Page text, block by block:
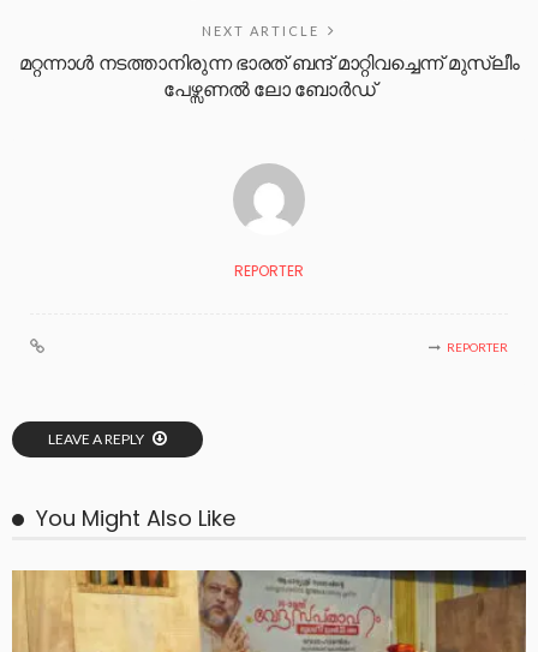
NEXT ARTICLE
മറ്റന്നാൾ നടത്താനിരുന്ന ഭാരത് ബന്ദ് മാറ്റിവച്ചെന്ന് മുസ്ലീം
പേഴ്സണൽ ലോ ബോർഡ്
REPORTER
REPORTER
LEAVE A REPLY
You Might Also Like